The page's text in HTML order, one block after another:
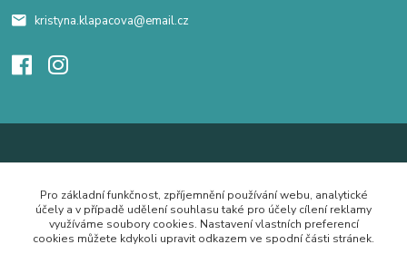
kristyna.klapacova@email.cz
Pro základní funkčnost, zpříjemnění používání webu, analytické
účely a v případě udělení souhlasu také pro účely cílení reklamy
využíváme soubory cookies. Nastavení vlastních preferencí
cookies můžete kdykoli upravit odkazem ve spodní části stránek.